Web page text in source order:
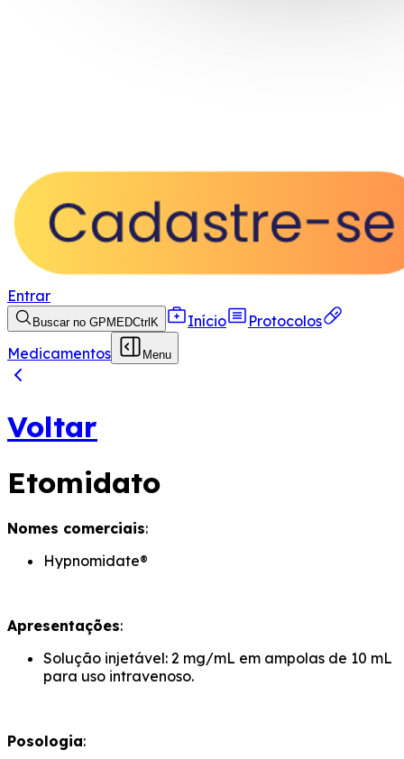
Entrar
Buscar no GPMEDCtrl K Início
Protocolos
Medicamentos
Menu
Voltar
Etomidato
Nomes comerciais:
Hypnomidate®
Apresentações:
Solução injetável: 2 mg/mL em ampolas de 10 mL
para uso intravenoso.
Posologia: